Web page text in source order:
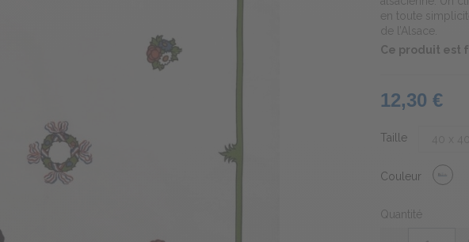
en toute
de l’Alsace.
Ce produit est
12,30 €
Taille
Couleur
Quantité